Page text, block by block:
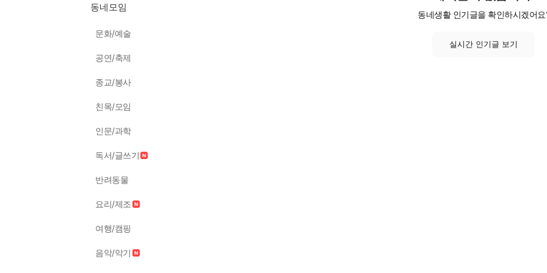
동네모임
문화/예술
공연/축제
종교/봉사
친목/모임
인문/과학
독서/글쓰기
반려동물
요리/제조
여행/캠핑
음악/악기
동네생활 인기글을 확인하시겠어요
실시간 인기글 보기